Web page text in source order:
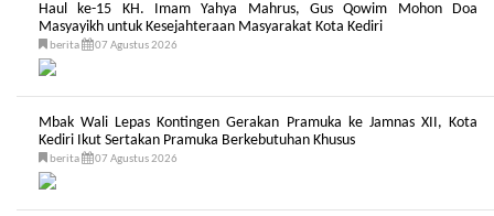
Haul ke-15 KH. Imam Yahya Mahrus, Gus Qowim Mohon Doa
Masyayikh untuk Kesejahteraan Masyarakat Kota Kediri
berita 07 Agustus 2026
Mbak Wali Lepas Kontingen Gerakan Pramuka ke Jamnas XII, Kota
Kediri Ikut Sertakan Pramuka Berkebutuhan Khusus
berita 07 Agustus 2026